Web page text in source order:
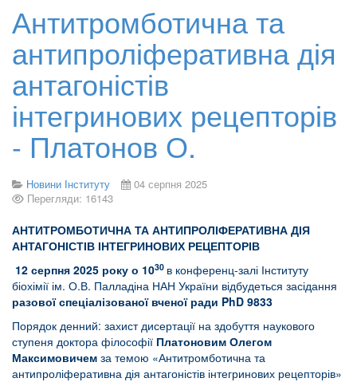
Антитромботична та
антипроліферативна дія
антагоністів
інтегринових рецепторів
- Платонов О.
Новини Інституту
04 серпня 2025
Перегляди: 16143
АНТИТРОМБОТИЧНА ТА АНТИПРОЛІФЕРАТИВНА ДІЯ
АНТАГОНІСТІВ ІНТЕГРИНОВИХ РЕЦЕПТОРІВ
12 серпня 2025 року о 1030 в конференц-залі Інституту
біохімії ім. О.В. Палладіна НАН України відбудеться засідання
разової спеціалізованої вченої ради PhD 9833
Порядок денний: захист дисертації на здобуття наукового
ступеня доктора філософії Платоновим Олегом
Максимовичем за темою «Антитромботична та
антипроліферативна дія антагоністів інтегринових рецепторів»